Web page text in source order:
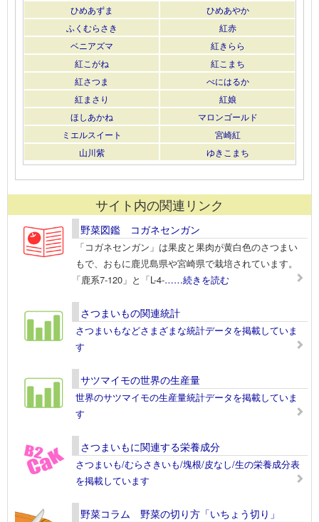
ひめあずま
ひめあやか
ふくむらさき
紅赤
ベニアズマ
紅きらら
紅こがね
紅こまち
紅さつま
べにはるか
紅まさり
紅娘
ほしあかね
マロンゴールド
ミエルスイート
宮崎紅
山川紫
ゆきこまち
サイト内の関連リンク
野菜図鑑 コガネセンガン
「コガネセンガン」は果皮と果肉が黄白色のさつまい
もで、おもに鹿児島県や宮崎県で栽培されています。
「鹿系7-120」と「L-4-……続きを読む
さつまいもの関連統計
さつまいもなどさまざまな統計データを掲載していま
す
サツマイモの世界の生産量
世界のサツマイモの生産量統計データを掲載していま
す
さつまいもに関連する栄養成分
さつまいも/むらさきいも/塊根/皮なし/生の栄養成分表
を掲載しています
野菜コラム 野菜の切り方「いちょう切り」